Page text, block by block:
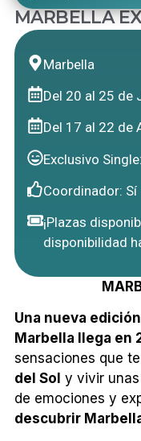
MARBELLA
Marbella
Del 20 al 25 de
Del 17 al 22 de
Exclusivo
Coordinador: Sí
¡Plazas
disponibilidad
Una nueva
Marbella llega en
sensaciones que
del Sol y vivir
de emociones y
descubrir